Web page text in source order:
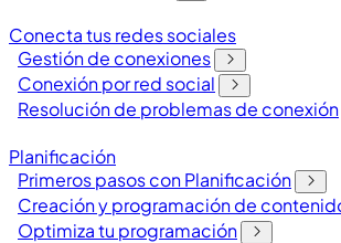
Conecta tus redes sociales
Gestión de conexiones
Conexión por red social
Resolución de problemas de conexión
Planificación
Primeros pasos con Planificación
Creación y programación de
Optimiza tu programación